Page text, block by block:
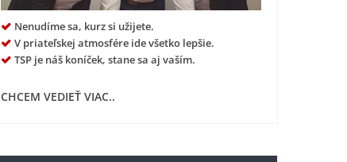
Nenudíme sa, kurz si užijete.
V priateľskej atmosfére ide všetko lepšie.
TSP je náš koníček, stane sa aj vaším.
CHCEM VEDIEŤ VIAC..